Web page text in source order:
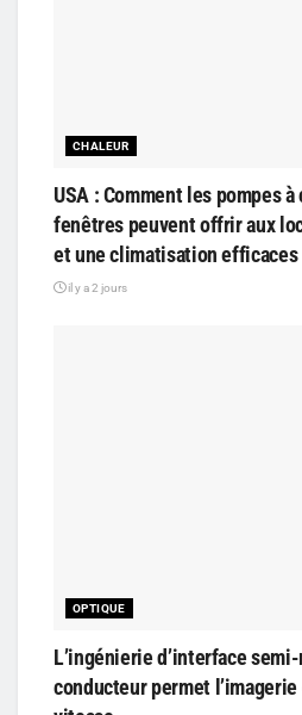
CHALEUR
USA : Comment les pompes
fenêtres peuvent offrir aux
et une climatisation efficaces
il y a 2 jours
OPTIQUE
L’ingénierie d’interface
conducteur permet